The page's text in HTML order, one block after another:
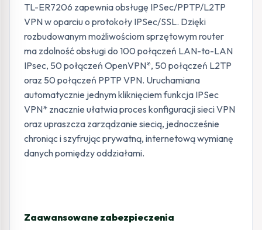
TL-ER7206 zapewnia obsługę IPSec/PPTP/L2TP
VPN w oparciu o protokoły IPSec/SSL. Dzięki
rozbudowanym możliwościom sprzętowym router
ma zdolność obsługi do 100 połączeń LAN-to-LAN
IPsec, 50 połączeń OpenVPN*, 50 połączeń L2TP
oraz 50 połączeń PPTP VPN. Uruchamiana
automatycznie jednym kliknięciem funkcja IPSec
VPN* znacznie ułatwia proces konfiguracji sieci VPN
oraz upraszcza zarządzanie siecią, jednocześnie
chroniąc i szyfrując prywatną, internetową wymianę
danych pomiędzy oddziałami.
Zaawansowane zabezpieczenia